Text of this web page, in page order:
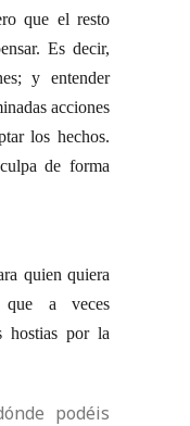
que el resto
Es decir,
y entender
acciones
los hechos.
de forma
quien quiera
que a veces
hostias por la
podéis